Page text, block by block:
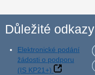
Důležité odkazy
Elektronické podání
žádosti o podporu
(IS KP21+)